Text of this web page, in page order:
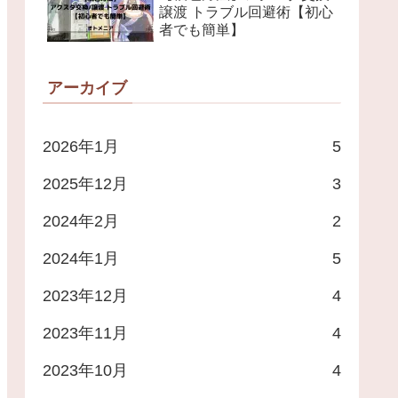
譲渡 トラブル回避術【初心
者でも簡単】
アーカイブ
2026年1月 5
2025年12月 3
2024年2月 2
2024年1月 5
2023年12月 4
2023年11月 4
2023年10月 4